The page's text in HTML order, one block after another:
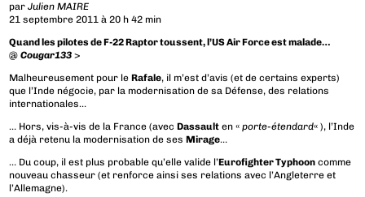
parJulien MAIRE
21 septembre 2011 à 20 h 42 min
Quand les pilotes de F-22 Raptor toussent, l’US Air Force est malade…
@ Cougar133 >
Malheureusement pour leRafale, il m’est d’avis (et de certains experts)
que l’Inde négocie, par la modernisation de sa Défense, des relations
internationales…
… Hors, vis-à-vis de la France (avecDassault en «porte-étendard« ), l’Inde
a déjà retenu la modernisation de sesMirage…
… Du coup, il est plus probable qu’elle valide l’Eurofighter Typhoon comme
nouveau chasseur (et renforce ainsi ses relations avec l’Angleterre et
l’Allemagne).